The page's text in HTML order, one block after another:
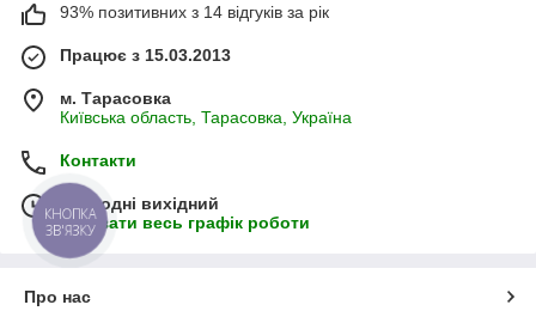
93% позитивних з 14 відгуків за рік
Працює з 15.03.2013
м. Тарасовка
Київська область, Тарасовка, Україна
Контакти
Сьогодні вихідний
Показати весь графік роботи
Про нас
КНОПКА
ЗВ'ЯЗКУ